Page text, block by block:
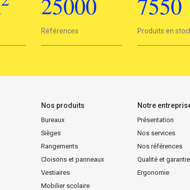
25000
Références 7550
Produits en
Nos produits
Bureaux
Sièges
Rangements
Cloisons et panneaux
Vestiaires
Mobilier scolaire
Notre
Présentation
Nos services
Nos références
Qualité et garantie
Ergonomie